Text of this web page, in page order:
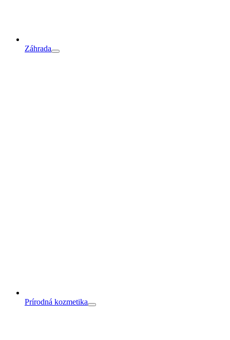
Záhrada
Prírodná kozmetika